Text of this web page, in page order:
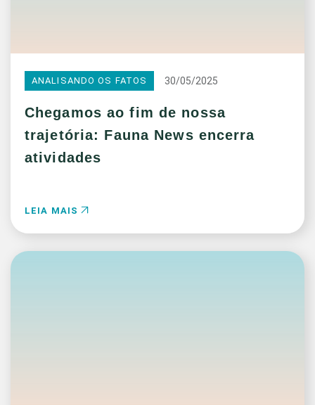
ANALISANDO OS FATOS 30/05/2025
Chegamos ao fim de nossa
trajetória: Fauna News encerra
atividades
LEIA MAIS